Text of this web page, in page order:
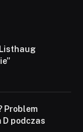
Problem
D podczas